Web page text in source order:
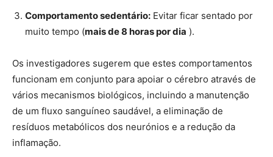
Comportamento sedentário: Evitar ficar sentado por
muito tempo (mais de 8 horas por dia ).
Os investigadores sugerem que estes comportamentos
funcionam em conjunto para apoiar o cérebro através de
vários mecanismos biológicos, incluindo a manutenção
de um fluxo sanguíneo saudável, a eliminação de
resíduos metabólicos dos neurónios e a redução da
inflamação.